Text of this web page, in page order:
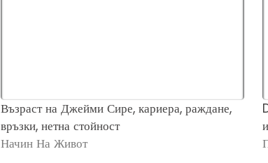
Възраст на Джейми Сире, кариера, раждане,
връзки, нетна стойност
Начин На Живот